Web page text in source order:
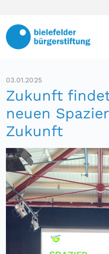
03.01.2025
Zukunft
neuen
Zukunft